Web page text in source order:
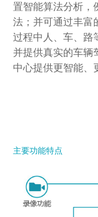
置智能算法分析，
法；并可通过丰富
过程中人、车、路
并提供真实的车辆
中心提供更智能、
欢迎留言*
主要功能特点